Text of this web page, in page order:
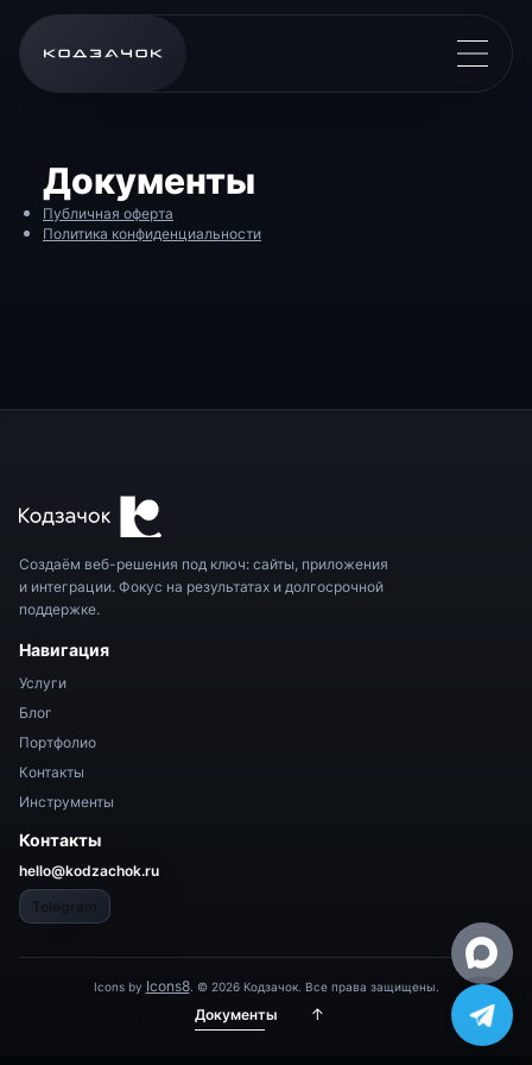
Документы
Публичная оферта
Политика конфиденциальности
Создаём веб-решения под ключ: сайты, приложения
и интеграции. Фокус на результатах и долгосрочной
поддержке.
Навигация
Услуги
Блог
Портфолио
Контакты
Инструменты
Контакты
hello@kodzachok.ru
Telegram
Icons by Icons8. © 2026Кодзачок. Все права защищены.
Документы ↑